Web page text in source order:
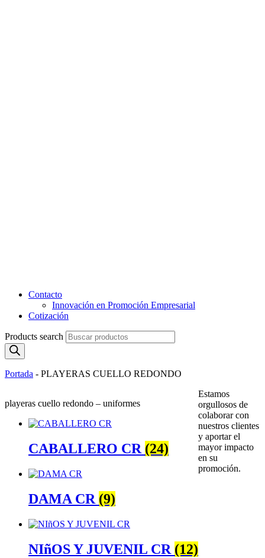
Contacto
Innovación en Promoción Empresarial
Cotización
Products search
Portada - PLAYERAS CUELLO REDONDO
playeras cuello redondo – uniformes
CABALLERO CR (24)
DAMA CR (9)
NIñOS Y JUVENIL CR (12)
Estamos
orgullosos de
colaborar con
nuestros clientes
y aportar el
mayor impacto
en su
promoción.